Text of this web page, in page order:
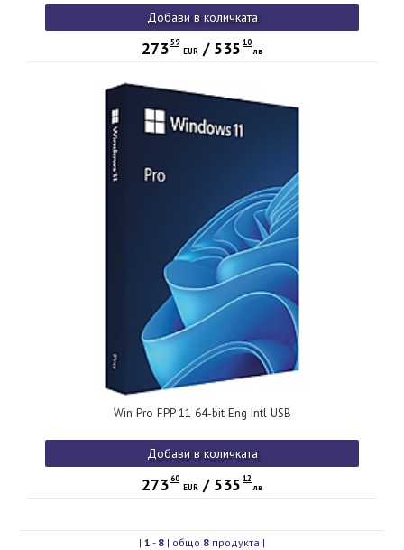
Добави в количката
27359
EUR / 535 10
лв
Win Pro FPP 11 64-bit Eng Intl USB
Добави в количката
27360
EUR / 535 12
лв
| 1 - 8 | общо 8 продукта |